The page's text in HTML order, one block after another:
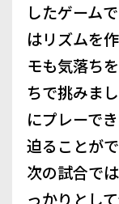
したゲーム
はリズムを
モも気落ち
ちで挑みま
にプレーで
迫ることが
次の試合で
っかりとし